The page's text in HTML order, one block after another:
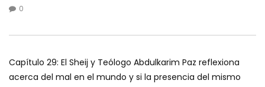
07:02
postura de Ahlul Bait para conocer a Dios
0
Capítulo 29: El Sheij y Teólogo Abdulkarim Paz reflexiona
acerca del mal en el mundo y si la presencia del mismo